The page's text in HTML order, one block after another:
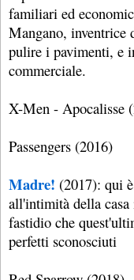
familiari ed
Mangano,
pulire i pavimenti, e
commerciale.
X-Men - Apocalisse
Passengers (2016)
Madre! (2017): qui
all'intimità della
fastidio che
perfetti sconosciuti